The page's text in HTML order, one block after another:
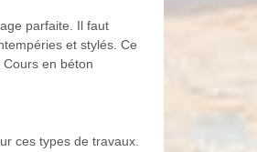
parfaite. Il faut
et stylés. Ce
en béton
ces types de travaux.